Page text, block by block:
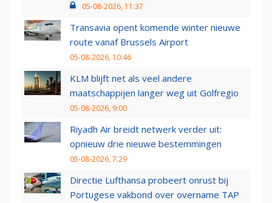
05-08-2026, 11:37
Transavia opent komende winter nieuwe
route vanaf Brussels Airport
05-08-2026, 10:46
KLM blijft net als veel andere
maatschappijen langer weg uit Golfregio
05-08-2026, 9:00
Riyadh Air breidt netwerk verder uit:
opnieuw drie nieuwe bestemmingen
05-08-2026, 7:29
Directie Lufthansa probeert onrust bij
Portugese vakbond over overname TAP